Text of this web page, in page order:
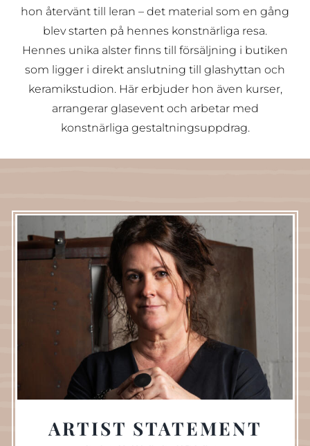
hon återvänt till leran – det material som en gång
blev starten på hennes konstnärliga resa.
Hennes unika alster finns till försäljning i butiken
som ligger i direkt anslutning till glashyttan och
keramikstudion. Här erbjuder hon även kurser,
arrangerar glasevent och arbetar med
konstnärliga gestaltningsuppdrag.
ARTIST STATEMENT